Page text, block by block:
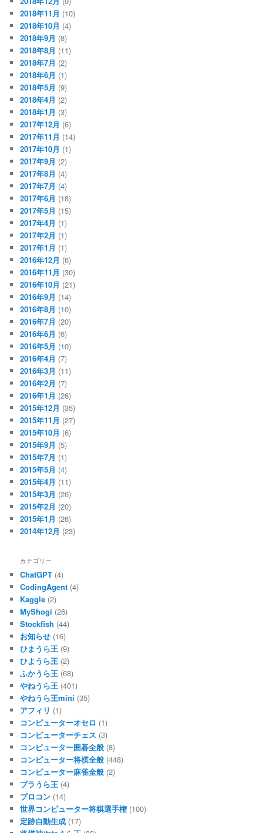
2018年11月 (10)
2018年10月 (4)
2018年9月 (8)
2018年8月 (11)
2018年7月 (2)
2018年6月 (1)
2018年5月 (9)
2018年4月 (2)
2018年1月 (3)
2017年12月 (6)
2017年11月 (14)
2017年10月 (1)
2017年9月 (2)
2017年8月 (4)
2017年7月 (4)
2017年6月 (18)
2017年5月 (15)
2017年4月 (1)
2017年2月 (1)
2017年1月 (1)
2016年12月 (6)
2016年11月 (30)
2016年10月 (21)
2016年9月 (14)
2016年8月 (10)
2016年7月 (20)
2016年6月 (6)
2016年5月 (10)
2016年4月 (7)
2016年3月 (11)
2016年2月 (7)
2016年1月 (26)
2015年12月 (35)
2015年11月 (27)
2015年10月 (6)
2015年9月 (5)
2015年7月 (1)
2015年5月 (4)
2015年4月 (11)
2015年3月 (26)
2015年2月 (20)
2015年1月 (26)
2014年12月 (23)
カテゴリー
ChatGPT (4)
CodingAgent (4)
Kaggle (2)
MyShogi (26)
Stockfish (44)
お知らせ (16)
ひまうら王 (9)
ひようら王 (2)
ふかうら王 (68)
やねうら王 (401)
やねうら王mini (35)
アフィリ (1)
コンピューターオセロ (1)
コンピューターチェス (3)
コンピューター囲碁全般 (8)
コンピューター将棋全般 (448)
コンピューター麻雀全般 (2)
ブラうら王 (4)
プロコン (14)
世界コンピューター将棋選手権(100)
定跡自動生成 (17)